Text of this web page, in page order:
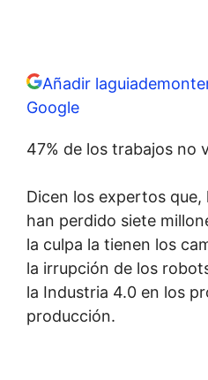
Añadir
Google
47% de los trabajos no
Dicen los expertos
han perdido siete
la culpa la tienen los
la irrupción de los
la Industria 4.0 en los
producción.